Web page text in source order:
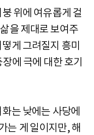
위에 여유롭게 걸
을 제대로 보여주
게 그려질지 흥미
에 극에 대한 호기
는 낮에는 사당에
는 게 일이지만, 해